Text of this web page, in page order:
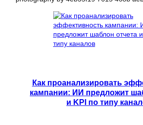
Как проанализировать
кампании: ИИ предложит
и KPI по типу